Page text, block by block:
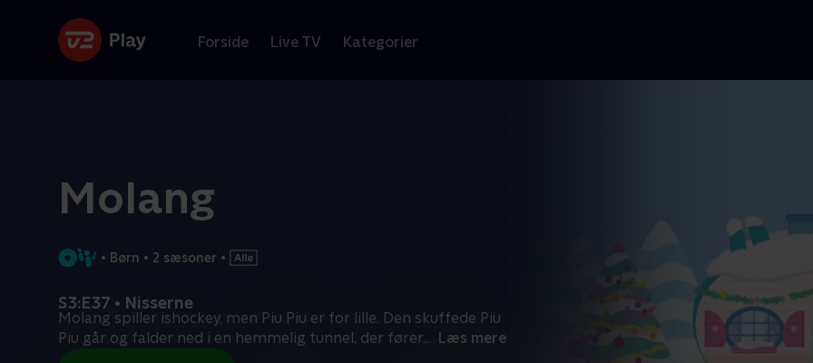
Forside Live TV Kategorier
Molang
• Børn • 2 sæsoner •
S3:E37 • Nisserne
Molang spiller ishockey, men Piu Piu er for lille. Den skuffede Piu
Piu går og falder ned i en hemmelig tunnel, der fører... Læs mere